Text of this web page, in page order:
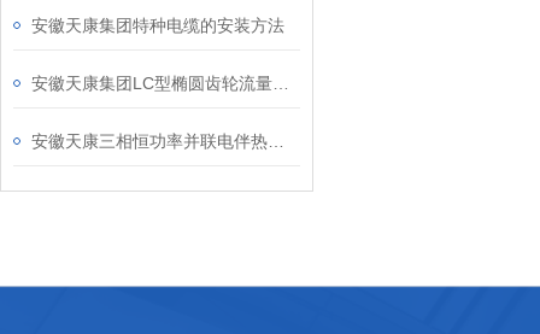
安徽天康集团特种电缆的安装方法